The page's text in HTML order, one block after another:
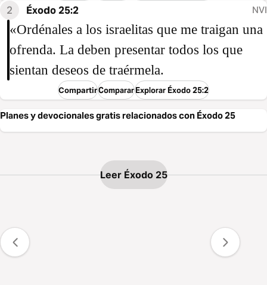
2 Éxodo 25:2 NVI
«Ordénales a los israelitas que me traigan una
ofrenda. La deben presentar todos los que
sientan deseos de traérmela.
CompartirCompararExplorar Éxodo 25:2
Planes y devocionales gratis relacionados con Éxodo 25
Leer Éxodo 25